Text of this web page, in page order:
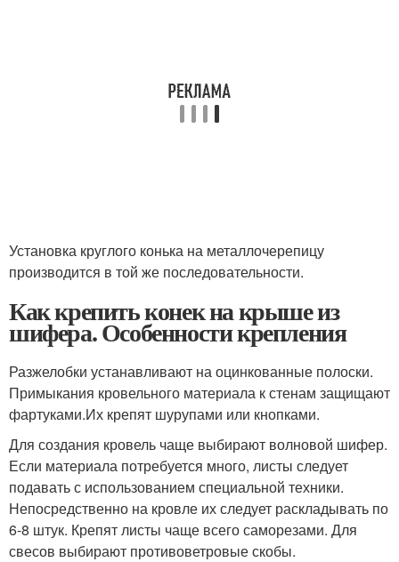
Установка круглого конька на металлочерепицу
производится в той же последовательности.
Как крепить конек на крыше из
шифера. Особенности крепления
Разжелобки устанавливают на оцинкованные полоски.
Примыкания кровельного материала к стенам защищают
фартуками.Их крепят шурупами или кнопками.
Для создания кровель чаще выбирают волновой шифер.
Если материала потребуется много, листы следует
подавать с использованием специальной техники.
Непосредственно на кровле их следует раскладывать по
6-8 штук. Крепят листы чаще всего саморезами. Для
свесов выбирают противоветровые скобы.